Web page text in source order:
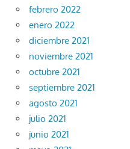
febrero 2022
enero 2022
diciembre 2021
noviembre 2021
octubre 2021
septiembre 2021
agosto 2021
julio 2021
junio 2021